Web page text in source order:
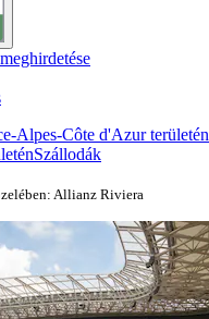
Alpes-Côte d'Azur területén
Szállodák
Allianz Riviera